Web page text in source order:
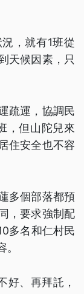
，就有1班從
天候因素，只
疏運，協調民
，但山陀兒來
住安全也不容
多個部落都預
，要求強制配
多名和仁村民
好、再拜託，